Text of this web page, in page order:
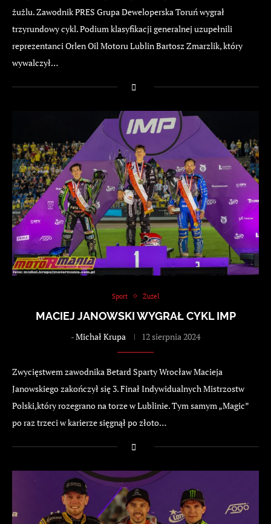
żużlu. Zawodnik PRES Grupa Deweloperska Toruń wygrał
trzyrundowy cykl. Podium klasyfikacji generalnej uzupełnili
reprezentanci Orlen Oil Motoru Lublin Bartosz Zmarzlik, który
wywalczył…
Sport Żużel
MACIEJ JANOWSKI WYGRAŁ CYKL IMP
-Michał Krupa 12 sierpnia 2024
Zwycięstwem zawodnika Betard Sparty Wrocław Macieja
Janowskiego zakończył się 3. Finał Indywidualnych Mistrzostw
Polski,który rozegrano na torze w Lublinie. Tym samym „Magic”
po raz trzeci w karierze sięgnął po złoto…